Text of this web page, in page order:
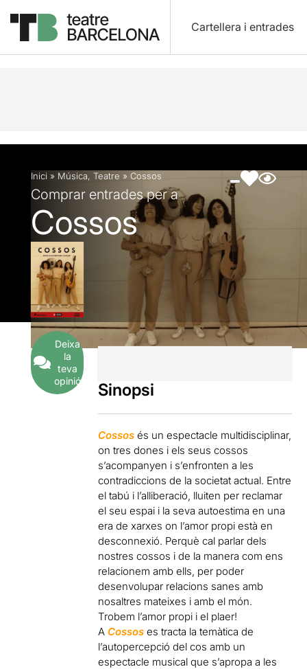
Cartellera i entrades
Descripció Fitxa artística Fotos i vídeos
Inici » Música, Teatre » Cossos
Comprar entrades per a
Cossos
Deixa
la
teva
opinió
Sinopsi
Cossos és un espectacle multidisciplinar,
on tres dones i els seus cossos
s’acompanyen i s’enfronten a les
contradiccions de la societat actual. Entre
el tabú i l’alliberació, lluiten per reclamar
el seu espai i la seva autoestima en una
era de xarxes on l’amor propi està en
desconnexió. Perquè cal parlar dels
nostres cossos i de la manera com ens
relacionem amb ells, per poder
desenvolupar relacions sanes amb
nosaltres mateixes i amb el món.
Trobem l’amor propi i el plaer!
ACossoses tracta la temàtica de
l’autopercepció del cos amb un
espectacle musical que s’apropa a les